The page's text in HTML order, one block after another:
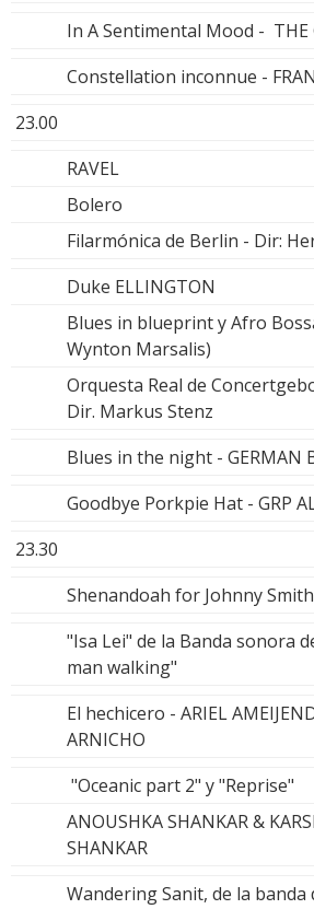
In A Sentimental Mood - THE
Constellation inconnue -
23.00
RAVEL
Bolero
Filarmónica de Berlin - Dir:
Duke ELLINGTON
Blues in blueprint y Afro
Wynton Marsalis)
Orquesta Real de
Dir. Markus Stenz
Blues in the night - GERMAN
Goodbye Porkpie Hat - GRP
23.30
Shenandoah for Johnny Smith
"Isa Lei" de la Banda sonora
man walking"
El hechicero - ARIEL
ARNICHO
"Oceanic part 2" y "Reprise"
ANOUSHKA SHANKAR &
SHANKAR
Wandering Sanit, de la banda